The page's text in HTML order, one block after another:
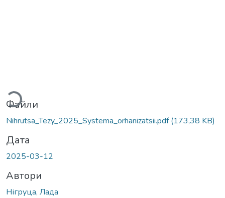
Файли
Nihrutsa_Tezy_2025_Systema_orhanizatsii.pdf(173,38 KB)
Дата
2025-03-12
Автори
Нігруца, Лада